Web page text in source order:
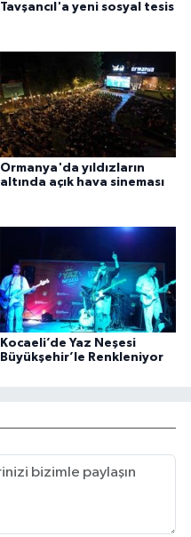
Tavşancıl'a yeni sosyal tesis
Ormanya'da yıldızların
altında açık hava sineması
Kocaeli’de Yaz Neşesi
Büyükşehir’le Renkleniyor